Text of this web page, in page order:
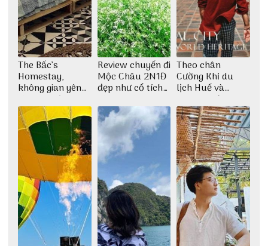
The Bấc’s
Homestay,
không gian yên
bình tại Hòn Sơn
Review chuyến đi
Mộc Châu 2N1Đ
đẹp như cổ tích
Thu Hà
Theo chân
Cường Khỉ du
lịch Huế và
check-in đúng
những góc chụp
đẹp